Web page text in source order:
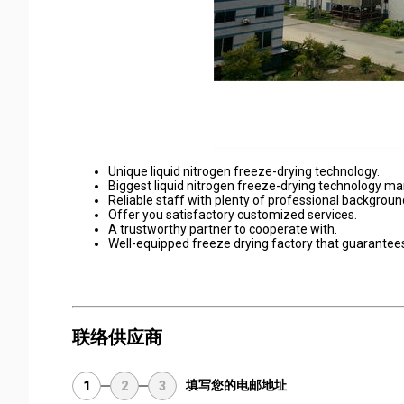
Unique liquid nitrogen freeze-drying technology.
Biggest liquid nitrogen freeze-drying technology
Reliable staff with plenty of professional
Offer you satisfactory customized services.
A trustworthy partner to cooperate with.
Well-equipped freeze drying factory that
联络供应商
1 2 3 填写您的电邮地址